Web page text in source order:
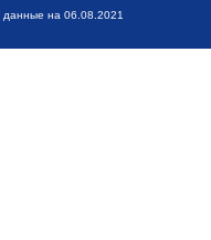
данные на 06.08.2021